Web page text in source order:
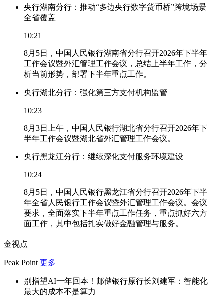
央行湖南分行：推动“多边央行数字货币桥”跨境场景
全省覆盖
10:21
8月5日，中国人民银行湖南省分行召开2026年下半年
工作会议暨外汇管理工作会议，总结上半年工作，分
析当前形势，部署下半年重点工作。
央行湖北分行：强化第三方支付机构监管
10:23
8月3日上午，中国人民银行湖北省分行召开2026年下
半年工作会议暨湖北省外汇管理工作会议。
央行黑龙江分行：继续深化支付服务环境建设
10:24
8月5日，中国人民银行黑龙江省分行召开2026年下半
年全省人民银行工作会议暨外汇管理工作会议。会议
要求，全面落实下半年重点工作任务，重点抓好六方
面工作，其中包括扎实做好金融管理与服务。
金视点
Peak Point 更多
别指望AI一年回本！邮储银行原行长刘建军：智能化
最大的成本不是算力